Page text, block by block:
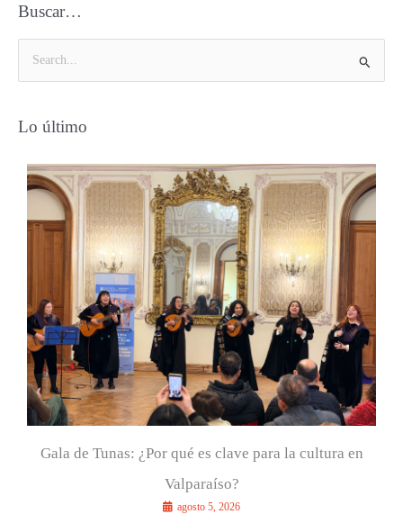
Buscar…
Lo último
Gala de Tunas: ¿Por qué es clave para la cultura en
Valparaíso?
agosto 5, 2026